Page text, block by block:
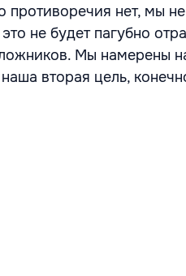
нет, мы
не будет пагубно
Мы намерены
вторая цель,